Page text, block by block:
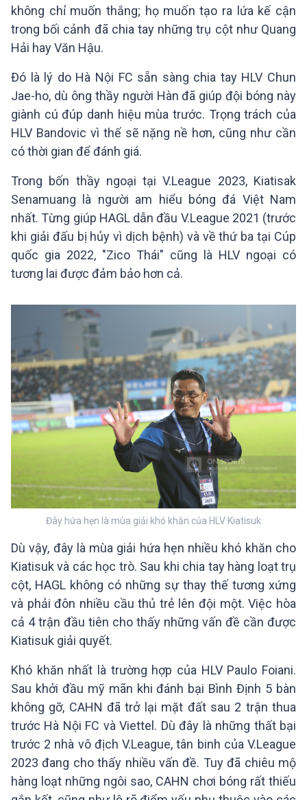
không chỉ muốn thắng; họ muốn tạo ra lứa kế cận
trong bối cảnh đã chia tay những trụ cột như Quang
Hải hay Văn Hậu.
Đó là lý do Hà Nội FC sẵn sàng chia tay HLV Chun
Jae-ho, dù ông thầy người Hàn đã giúp đội bóng này
giành cú đúp danh hiệu mùa trước. Trọng trách của
HLV Bandovic vì thế sẽ nặng nề hơn, cũng như cần
Senamuang là người am hiểu bóng đá Việt Nam
nhất. Từng giúp HAGL dẫn đầu V.League 2021 (trước
khi giải đấu bị hủy vì dịch bệnh) và về thứ ba tại Cúp
quốc gia 2022, "Zico Thái" cũng là HLV ngoại có
Đây hứa hẹn là mùa giải khó khăn của HLV Kiatisuk
Dù vậy, đây là mùa giải hứa hẹn nhiều khó khăn cho
Kiatisuk và các học trò. Sau khi chia tay hàng loạt trụ
cột, HAGL không có những sự thay thế tương xứng
và phải đôn nhiều cầu thủ trẻ lên đội một. Việc hòa
cả 4 trận đầu tiên cho thấy những vấn đề cần được
Kiatisuk giải quyết.
Sau khởi đầu mỹ mãn khi đánh bại Bình Định 5 bàn
không gỡ, CAHN đã trở lại mặt đất sau 2 trận thua
trước Hà Nội FC và Viettel. Dù đây là những thất bại
trước 2 nhà vô địch V.League, tân binh của V.League
2023 đang cho thấy nhiều vấn đề. Tuy đã chiêu mộ
hàng loạt những ngôi sao, CAHN chơi bóng rất thiếu